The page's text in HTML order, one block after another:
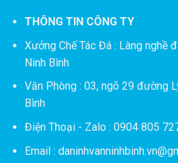
THÔNG TIN CÔNG TY
Xưởng Chế Tác Đá : Làng nghề
Ninh Bình
Văn Phòng : 03, ngõ 29 đường
Bình
Điện Thoại - Zalo : 0904 805
Email :